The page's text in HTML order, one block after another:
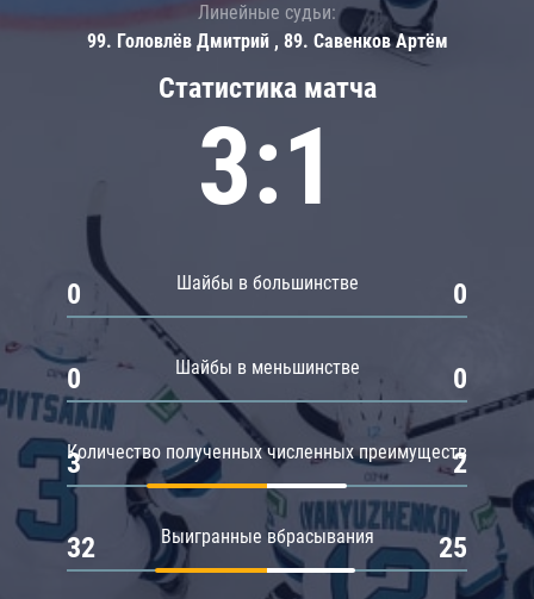
Статистика матча
3:1
Шайбы в большинстве
0 0
Шайбы в меньшинстве
0 0
Количество полученных численных преимуществ
3 2
Выигранные вбрасывания
32 25
Линейные судьи:
99. Головлёв Дмитрий , 89. Савенков Артём